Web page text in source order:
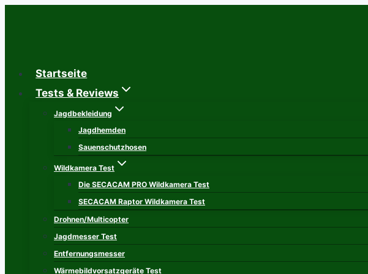
Startseite
Tests & Reviews
Jagdbekleidung
Jagdhemden
Sauenschutzhosen
Wildkamera Test
Die SECACAM PRO Wildkamera Test
SECACAM Raptor Wildkamera Test
Drohnen/Multicopter
Jagdmesser Test
Entfernungsmesser
Wärmebildvorsatzgeräte Test